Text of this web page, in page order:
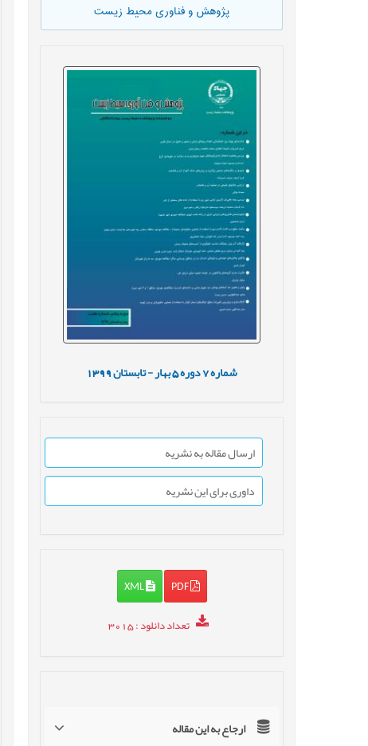
پژوهش و فناوری محیط زیست
شماره دوره5 بهار - تابستان1399
ارسال مقاله به نشریه
داوری برای این نشریه
PDF
XML
تعداد دانلود: 3015
ارجاع به این مقاله